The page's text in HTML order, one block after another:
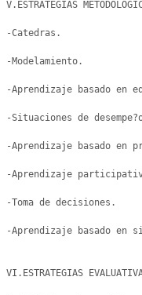
V.ESTRATEGIAS
-Catedras.
-Modelamiento.
-Aprendizaje basado en
-Situaciones de
-Aprendizaje basado en
-Aprendizaje
-Toma de decisiones.
-Aprendizaje basado en
VI.ESTRATEGIAS